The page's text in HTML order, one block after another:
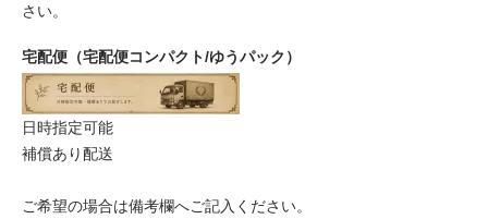
さい。
宅配便（宅配便コンパクト/ゆうパック）
日時指定可能
補償あり配送
ご希望の場合は備考欄へご記入ください。